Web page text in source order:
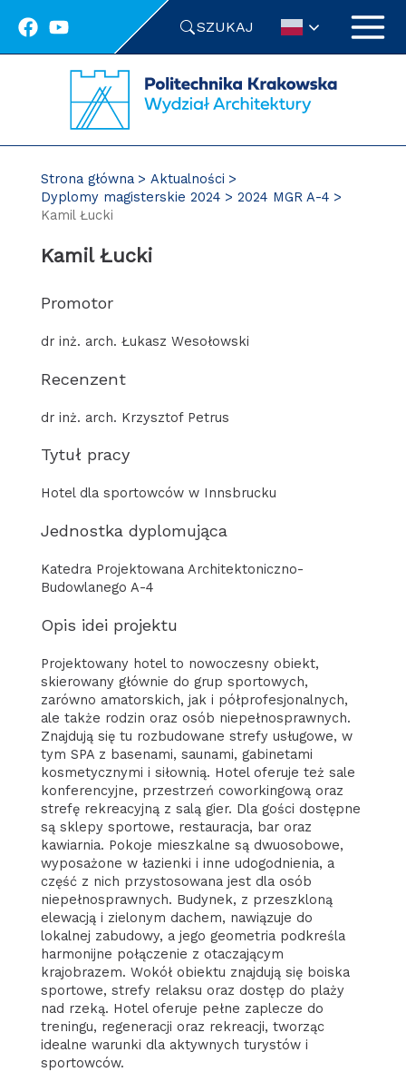
SZUKAJ
Strona główna
Aktualności
Dyplomy magisterskie 2024
2024 MGR A-4
Kamil Łucki
Kamil Łucki
Promotor
dr inż. arch. Łukasz Wesołowski
Recenzent
dr inż. arch. Krzysztof Petrus
Tytuł pracy
Hotel dla sportowców w Innsbrucku
Jednostka dyplomująca
Katedra Projektowana Architektoniczno-
Budowlanego A-4
Opis idei projektu
Projektowany hotel to nowoczesny obiekt,
skierowany głównie do grup sportowych,
zarówno amatorskich, jak i półprofesjonalnych,
ale także rodzin oraz osób niepełnosprawnych.
Znajdują się tu rozbudowane strefy usługowe, w
tym SPA z basenami, saunami, gabinetami
kosmetycznymi i siłownią. Hotel oferuje też sale
konferencyjne, przestrzeń coworkingową oraz
strefę rekreacyjną z salą gier. Dla gości dostępne
są sklepy sportowe, restauracja, bar oraz
kawiarnia. Pokoje mieszkalne są dwuosobowe,
wyposażone w łazienki i inne udogodnienia, a
część z nich przystosowana jest dla osób
niepełnosprawnych. Budynek, z przeszkloną
elewacją i zielonym dachem, nawiązuje do
lokalnej zabudowy, a jego geometria podkreśla
harmonijne połączenie z otaczającym
krajobrazem. Wokół obiektu znajdują się boiska
sportowe, strefy relaksu oraz dostęp do plaży
nad rzeką. Hotel oferuje pełne zaplecze do
treningu, regeneracji oraz rekreacji, tworząc
idealne warunki dla aktywnych turystów i
sportowców.